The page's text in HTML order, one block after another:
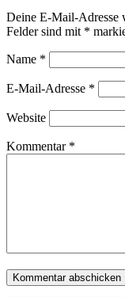
Deine E-Mail-Adresse
Felder sind mit *
Name *
E-Mail-Adresse *
Website
Kommentar *